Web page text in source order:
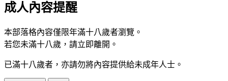
成人內容提醒
本部落格內容僅限年滿十八歲者瀏覽。
若您未滿十八歲，請立即離開。
已滿十八歲者，亦請勿將內容提供給未成年人士。